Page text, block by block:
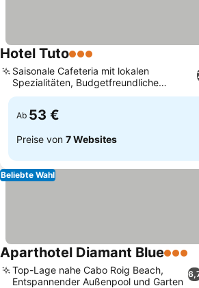
Hotel Tuto3 Sterne
Saisonale Cafeteria mit lokalen
Spezialitäten, Budgetfreundliche
Einzelzimmer
Ab 53 €
Preise von 7 Websites
Beliebte Wahl
Aparthotel Diamant Blue3
Top-Lage nahe Cabo Roig Beach,
Entspannender Außenpool und Garten